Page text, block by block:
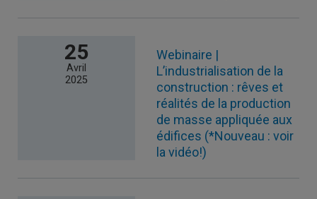
25
Avril
2025
Webinaire |
L’industrialisation de la
construction : rêves et
réalités de la production
de masse appliquée aux
édifices (*Nouveau : voir
la vidéo!)